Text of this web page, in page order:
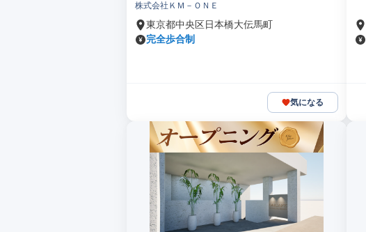
馬町
株式会社ＫＭ－ＯＮＥ
東京都中央区日本橋大伝馬町
完全歩合制
気になる